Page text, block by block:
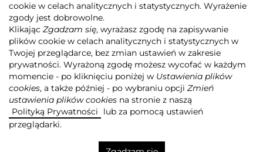
© 2026 Copyright AGORA SA
POLITYKA PRYWATNOŚCI AGORA S.A.
POLITYKA PRYWATNOŚCI SERWISU AGORA.PL
POLITYKA TRANSPARENTNOŚCI
ZASTRZEŻENIE PRAWNOAUTORSKIE
INFORMACJE O USŁUGACH MEDIALNYCH
MAPA SERWISU RSS
Realizacja
cookie w celach analitycznych i statystycznych. Wyrażenie
zgody jest dobrowolne.
Klikając Zgadzam się, wyrażasz zgodę na zapisywanie
plików cookie w celach analitycznych i statystycznych w
Twojej przeglądarce, bez zmian ustawień w zakresie
prywatności. Wyrażoną zgodę możesz wycofać w każdym
momencie - po kliknięciu poniżej w Ustawienia plików
cookies, a także później - po wybraniu opcji Zmień
ustawienia plików cookies na stronie z naszą
Polityką Prywatności
lub za pomocą ustawień
przeglądarki.